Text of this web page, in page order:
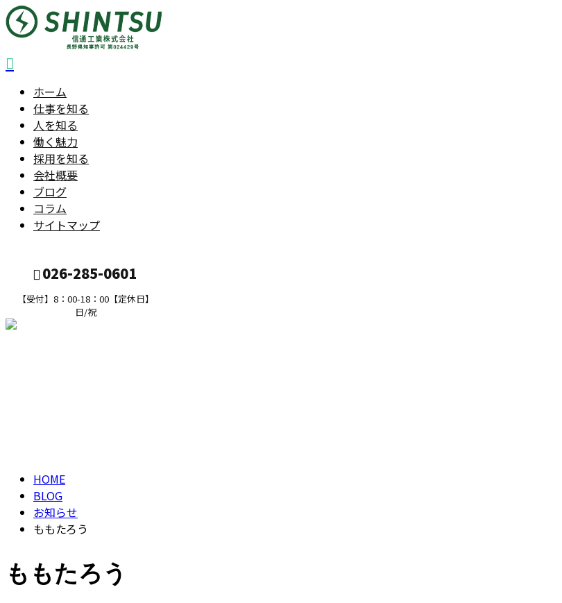
ホーム
仕事を知る
人を知る
働く魅力
採用を知る
会社概要
ブログ
コラム
サイトマップ
026-285-0601
【受付】8：00-18：00【定休日】
日/祝
HOME
BLOG
お知らせ
ももたろう
ももたろう